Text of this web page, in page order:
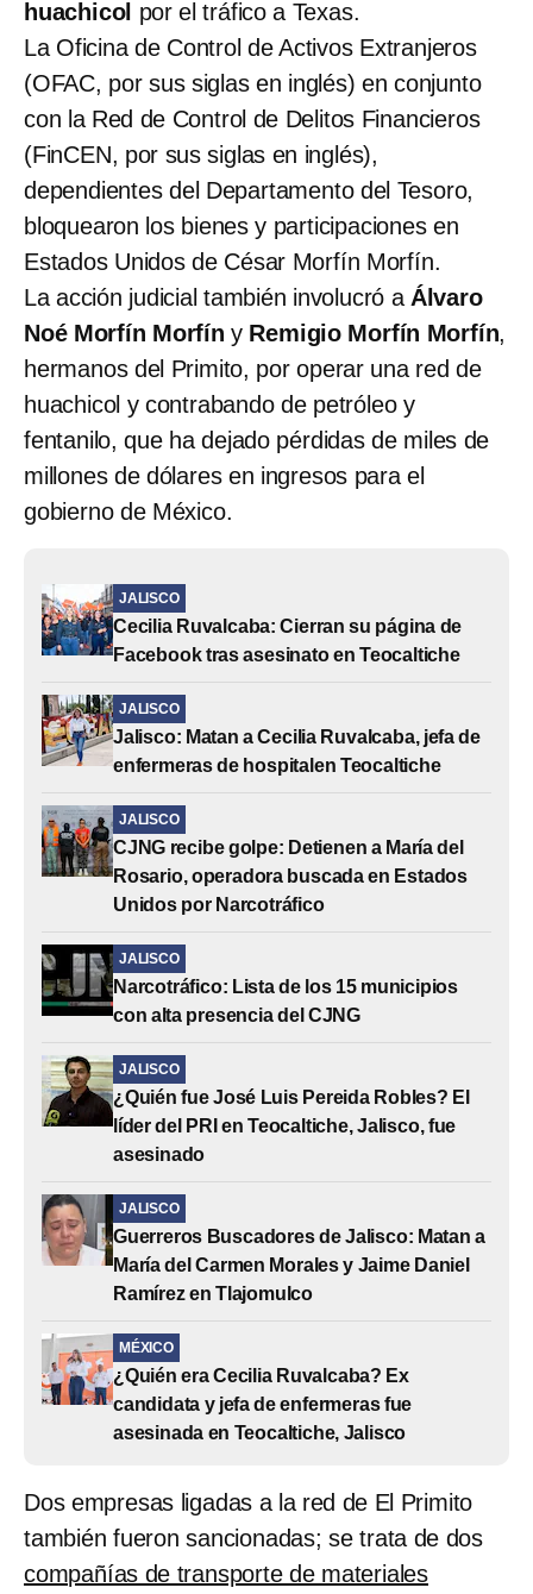
huachicol por el tráfico a Texas.
La Oficina de Control de Activos Extranjeros
(OFAC, por sus siglas en inglés) en conjunto
con la Red de Control de Delitos Financieros
(FinCEN, por sus siglas en inglés),
dependientes del Departamento del Tesoro,
bloquearon los bienes y participaciones en
Estados Unidos de César Morfín Morfín.
La acción judicial también involucró a Álvaro
Noé Morfín Morfín y Remigio Morfín Morfín,
hermanos del Primito, por operar una red de
huachicol y contrabando de petróleo y
fentanilo, que ha dejado pérdidas de miles de
millones de dólares en ingresos para el
gobierno de México.
JALISCO
Cecilia Ruvalcaba: Cierran su página de
Facebook tras asesinato en Teocaltiche
JALISCO
Jalisco: Matan a Cecilia Ruvalcaba, jefa de
enfermeras de hospitalen Teocaltiche
JALISCO
CJNG recibe golpe: Detienen a María del
Rosario, operadora buscada en Estados
Unidos por Narcotráfico
JALISCO
Narcotráfico: Lista de los 15 municipios
con alta presencia del CJNG
JALISCO
¿Quién fue José Luis Pereida Robles? El
líder del PRI en Teocaltiche, Jalisco, fue
asesinado
JALISCO
Guerreros Buscadores de Jalisco: Matan a
María del Carmen Morales y Jaime Daniel
Ramírez en Tlajomulco
MÉXICO
¿Quién era Cecilia Ruvalcaba? Ex
candidata y jefa de enfermeras fue
asesinada en Teocaltiche, Jalisco
Dos empresas ligadas a la red de El Primito
también fueron sancionadas; se trata de dos
compañías de transporte de materiales